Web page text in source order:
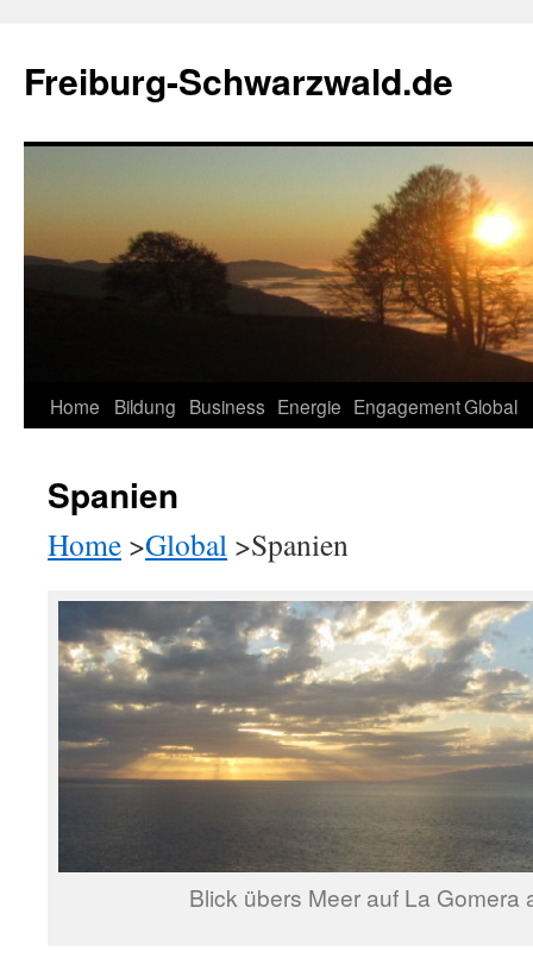
springen
Freiburg-Schwarzwald.de
Home Bildung Business Energie EngagementGlobal
Spanien
Home >Global >Spanien
Blick übers Meer auf La Gomera